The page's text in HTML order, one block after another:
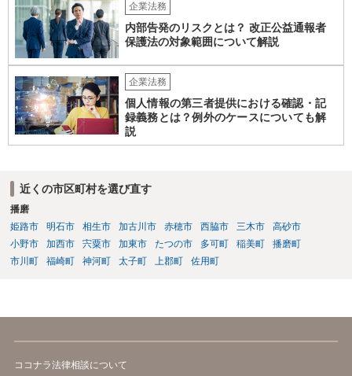
企業法務
内部告発のリスクとは？ 改正公益通報者
保護法の対象範囲について解説
企業法務
個人情報の第三者提供における確認・記
録義務とは？例外のケースについても解
説
近くの市区町村を選び直す
播磨
姫路市
明石市 相生市 加古川市 赤穂市 西脇市 三木市
高砂市
小野市
加西市 宍粟市 加東市 たつの市 多可町 稲美町
播磨町
市川町
福崎町 神河町 太子町 上郡町 佐用町
ココナラ法律相談について